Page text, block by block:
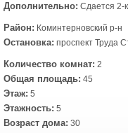
Дополнительно: Сдается 2-
Район: Коминтерновский р-н
Остановка: проспект Труда
Количество комнат: 2
Общая площадь: 45
Этаж: 5
Этажность: 5
Возраст дома: 30